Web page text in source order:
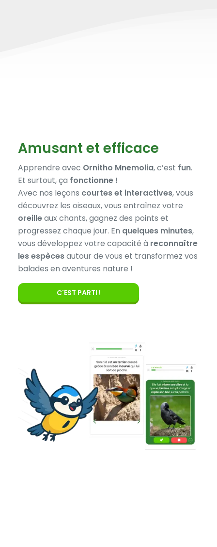
Amusant et efficace
Apprendre avec Ornitho Mnemolia, c’est fun.
Et surtout, ça fonctionne !
Avec nos leçons courtes et interactives, vous
découvrez les oiseaux, vous entraînez votre
oreilleaux chants, gagnez des points et
progressez chaque jour. En quelques minutes,
vous développez votre capacité à reconnaître
les espècesautour de vous et transformez vos
balades en aventures nature !
C'EST PARTI !